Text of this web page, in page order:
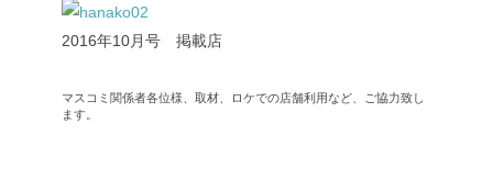
2016年10月号 掲載店
マスコミ関係者各位様、取材、ロケでの店舗利用など、ご協力致し
ます。